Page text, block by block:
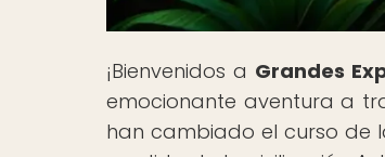
¡Bienvenidos a Grandes
emocionante aventura a
han cambiado el curso de